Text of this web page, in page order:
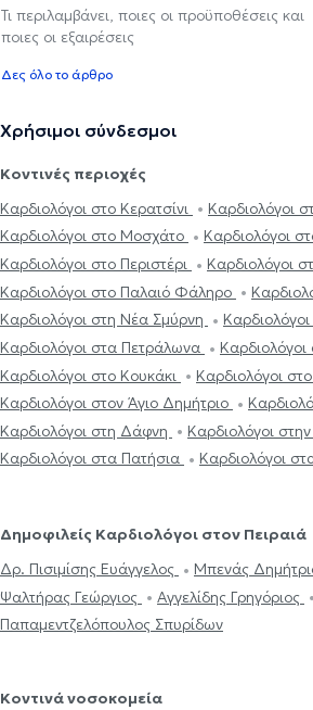
Τι περιλαμβάνει, ποιες οι προϋποθέσεις και
ποιες οι εξαιρέσεις
Δες όλο το άρθρο
Χρήσιμοι σύνδεσμοι
Κοντινές περιοχές
Καρδιολόγοι στο Κερατσίνι
Καρδιολόγοι
Καρδιολόγοι στο Μοσχάτο
Καρδιολόγοι
Καρδιολόγοι στο Περιστέρι
Καρδιολόγοι
Καρδιολόγοι στο Παλαιό Φάληρο
Καρδιολόγοι στη Νέα Σμύρνη
Καρδιολόγοι στα Πετράλωνα
Καρδιολόγοι στο Κουκάκι
Καρδιολόγοι
Καρδιολόγοι στον Άγιο Δημήτριο
Καρδιολόγοι στη Δάφνη
Καρδιολόγοι
Καρδιολόγοι στα Πατήσια
Καρδιολόγοι
Δημοφιλείς Καρδιολόγοι στον Πειραιά
Δρ. Πισιμίσης Ευάγγελος
Μπενάς
Ψαλτήρας Γεώργιος
Αγγελίδης Γρηγόριος
Παπαμεντζελόπουλος Σπυρίδων
Κοντινά νοσοκομεία